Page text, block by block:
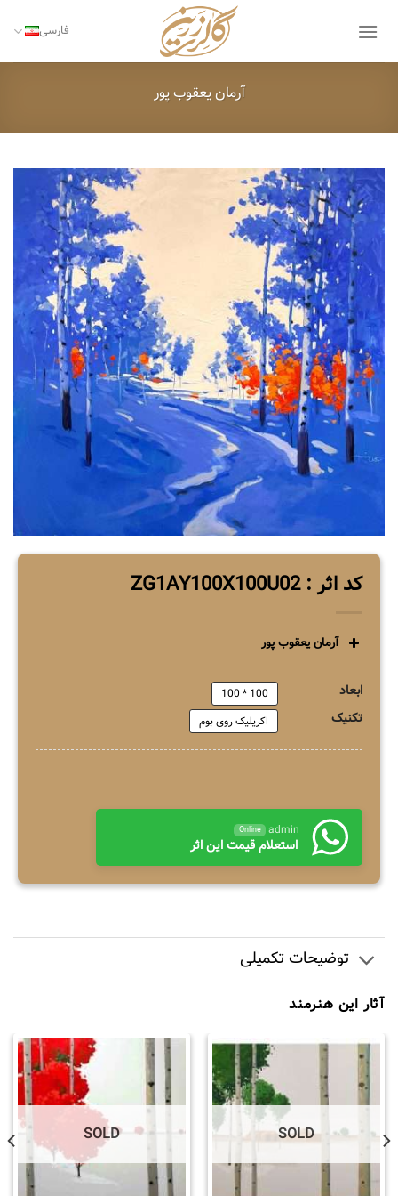
فارسی
آرمان یعقوب پور
کد اثر : ZG1AY100X100U02
آرمان یعقوب پور
ابعاد 100 * 100
تکنیک اکریلیک روی بوم
admin
Online
استعلام قیمت این اثر
توضیحات تکمیلی
آثار این هنرمند
SOLD
SOLD